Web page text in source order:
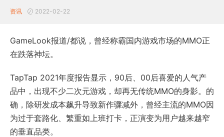
资讯 2022-02-22
GameLook报道/都说，曾经称霸国内游戏市场的MMO正
在跌落神坛。
TapTap 2021年度报告显示，90后、00后喜爱的人气产
品中，出现不少二次元游戏，却再无传统MMO的身影。的
确，除研发成本飙升导致新作骤减外，曾经主流的MMO因
为过于套路化、繁重如上班打卡，正演变为用户越来越窄
的垂直品类。